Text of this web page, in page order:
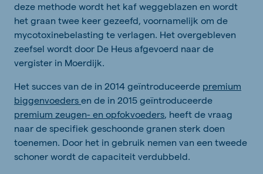
deze methode wordt het kaf weggeblazen en wordt
het graan twee keer gezeefd, voornamelijk om de
mycotoxinebelasting te verlagen. Het overgebleven
zeefsel wordt door De Heus afgevoerd naar de
vergister in Moerdijk.
Het succes van de in 2014 geïntroduceerde premium
biggenvoeders en de in 2015 geïntroduceerde
premium zeugen- en opfokvoeders, heeft de vraag
naar de specifiek geschoonde granen sterk doen
toenemen. Door het in gebruik nemen van een tweede
schoner wordt de capaciteit verdubbeld.